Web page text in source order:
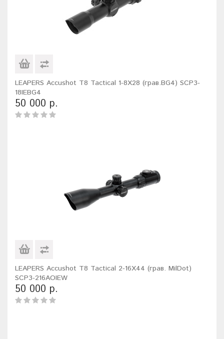
LEAPERS Accushot T8 Tactical 1-8X28 (грав.BG4) SCP3-
18IEBG4
50 000 р.
LEAPERS Accushot T8 Tactical 2-16X44 (грав. MilDot)
SCP3-216AOIEW
50 000 р.